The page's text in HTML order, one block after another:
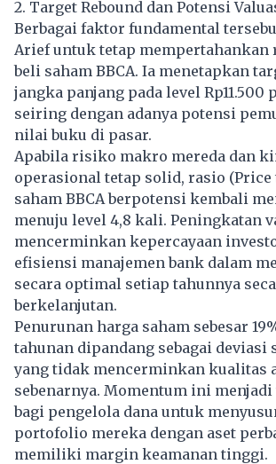
2. Target Rebound dan Potensi
Berbagai faktor fundamental
Arief untuk tetap mempertahankan
beli saham BBCA. Ia menetapkan
jangka panjang pada level Rp11.500
seiring dengan adanya potensi
nilai buku di pasar.
Apabila risiko makro mereda dan
operasional tetap solid, rasio (Price
saham BBCA berpotensi kembali
menuju level 4,8 kali. Peningkatan
mencerminkan kepercayaan
efisiensi manajemen bank dalam
secara optimal setiap tahunnya
berkelanjutan.
Penurunan harga saham sebesar
tahunan dipandang sebagai deviasi
yang tidak mencerminkan kualitas
sebenarnya. Momentum ini
bagi pengelola dana untuk
portofolio mereka dengan aset
memiliki margin keamanan tinggi.